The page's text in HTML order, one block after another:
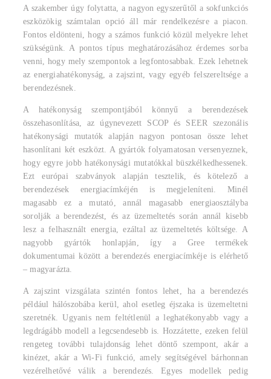
A szakember úgy folytatta, a nagyon egyszerűtől a sokfunkciós
eszközökig számtalan opció áll már rendelkezésre a piacon.
Fontos eldönteni, hogy a számos funkció közül melyekre lehet
szükségünk. A pontos típus meghatározásához érdemes sorba
venni, hogy mely szempontok a legfontosabbak. Ezek lehetnek
az energiahatékonyság, a zajszint, vagy egyéb felszereltsége a
berendezésnek.
A hatékonyság szempontjából könnyű a berendezések
összehasonlítása, az úgynevezett SCOP és SEER szezonális
hatékonysági mutatók alapján nagyon pontosan össze lehet
hasonlítani két eszközt. A gyártók folyamatosan versenyeznek,
hogy egyre jobb hatékonysági mutatókkal büszkélkedhessenek.
Ezt európai szabványok alapján tesztelik, és kötelező a
berendezések energiacímkéjén is megjeleníteni. Minél
magasabb ez a mutató, annál magasabb energiaosztályba
sorolják a berendezést, és az üzemeltetés során annál kisebb
lesz a felhasznált energia, ezáltal az üzemeltetés költsége. A
nagyobb gyártók honlapján, így a Gree termékek
dokumentumai között a berendezés energiacímkéje is elérhető
– magyarázta.
A zajszint vizsgálata szintén fontos lehet, ha a berendezés
például hálószobába kerül, ahol esetleg éjszaka is üzemeltetni
szeretnék. Ugyanis nem feltétlenül a leghatékonyabb vagy a
legdrágább modell a legcsendesebb is. Hozzátette, ezeken felül
rengeteg további tulajdonság lehet döntő szempont, akár a
kinézet, akár a Wi-Fi funkció, amely segítségével bárhonnan
vezérelhetővé válik a berendezés. Egyes modellek pedig